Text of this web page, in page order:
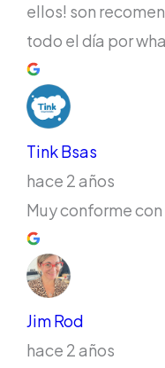
ellos! son
todo el día por
Tink Bsas
hace 2 años
Muy conforme
Jim Rod
hace 2 años